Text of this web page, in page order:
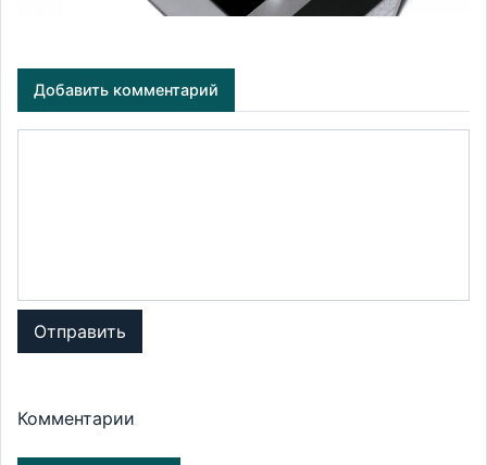
Добавить комментарий
Отправить
Комментарии